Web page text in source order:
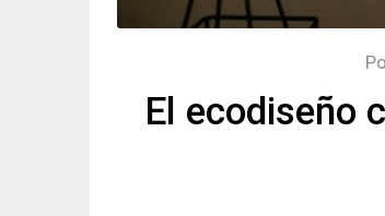
El ecodiseño